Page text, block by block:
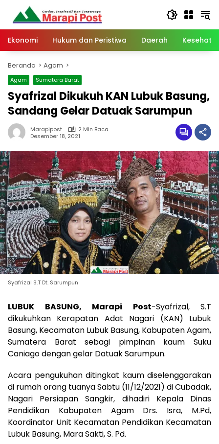
Langsung
konten
Ekonomi
Hukum dan Peristiwa Daerah
Beranda Agam
Agam Sumatera Barat
Syafrizal Dikukuh KAN Lubuk Basung,
Sandang Gelar Datuak Sarumpun
Marapipost
2 Min Baca
Desember 18, 2021
Syafrizal S.T Dt. Sarumpun
LUBUK BASUNG, Marapi Post-Syafrizal, S.T
dikukuhkan Kerapatan Adat Nagari (KAN) Lubuk
Basung, Kecamatan Lubuk Basung, Kabupaten Agam,
Sumatera Barat sebagi pimpinan kaum Suku
Caniago dengan gelar Datuak Sarumpun.
Acara pengukuhan ditingkat kaum diselenggarakan
di rumah orang tuanya Sabtu (11/12/2021) di Cubadak,
Nagari Persiapan Sangkir, dihadiri Kepala Dinas
Pendidikan Kabupaten Agam Drs. Isra, M.Pd,
Koordinator Unit Kecamatan Pendidikan Kecamatan
Lubuk Basung, Mara Sakti, S. Pd.